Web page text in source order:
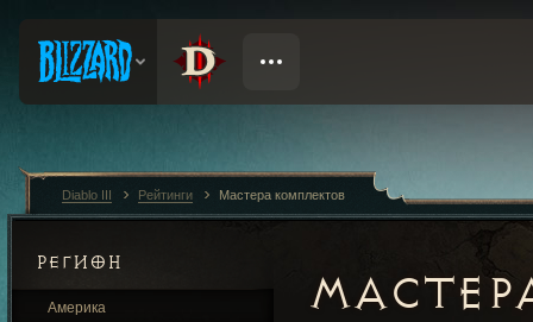
РЕГИОН
Америка
Diablo III Рейтинги Мастера комплектов